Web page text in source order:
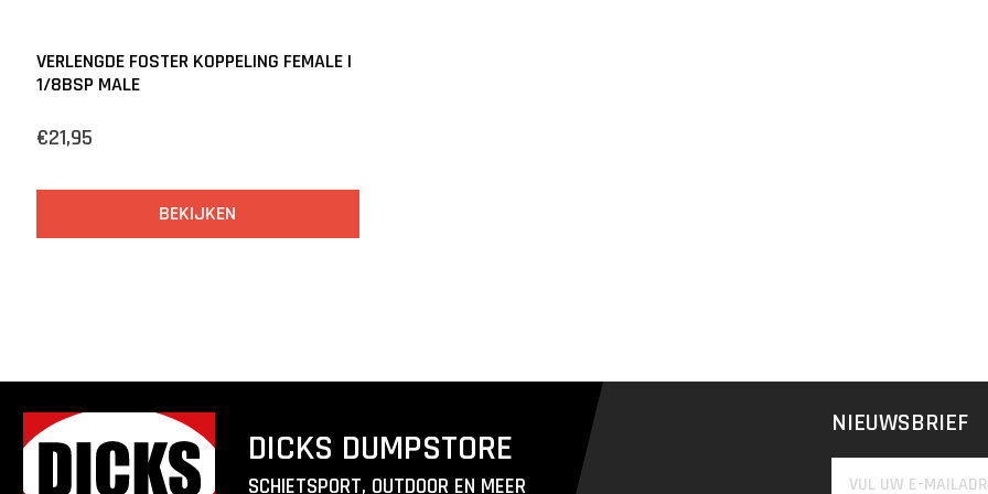
VERLENGDE FOSTER KOPPELING FEMALE |
1/8BSP MALE
€21,95
BEKIJKEN
DICKS DUMPSTORE
SCHIETSPORT, OUTDOOR EN MEER
NIEUWSBRIEF